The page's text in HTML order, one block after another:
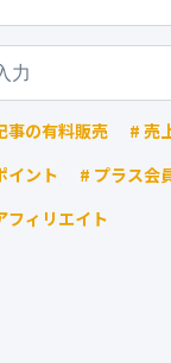
事の有料販売 # 売
イント # プラス会
フィリエイト